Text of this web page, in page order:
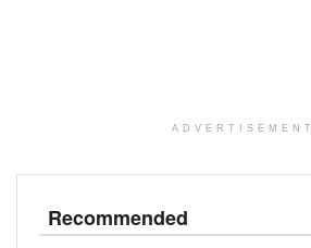
ADVERTISEMENT
Recommended